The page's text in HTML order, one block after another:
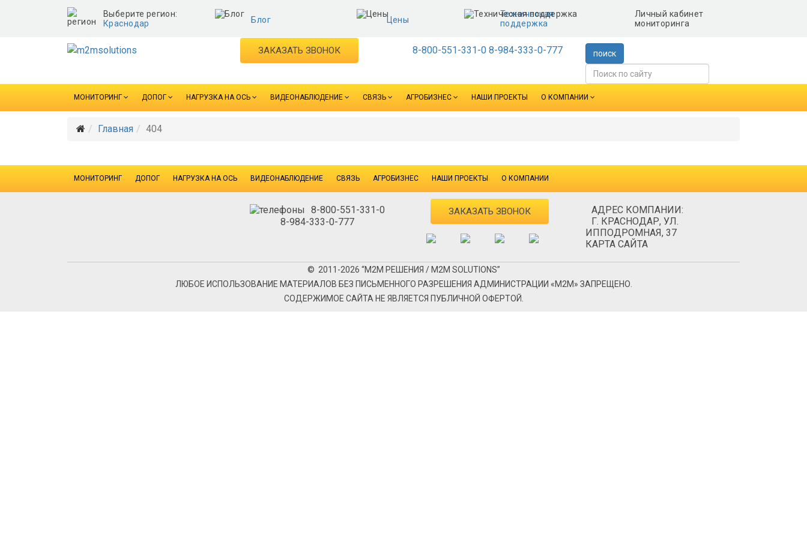
Выберите регион:
Краснодар
Блог Цены
Техническая
поддержка
Личный кабинет
мониторинга
ЗАКАЗАТЬ ЗВОНОК 8-800-551-331-0 8-984-333-0-777 поиск
МОНИТОРИНГ ДОПОГ НАГРУЗКА НА ОСЬ ВИДЕОНАБЛЮДЕНИЕ СВЯЗЬ АГРОБИЗНЕС НАШИ ПРОЕКТЫ О КОМПАНИИ
Главная 404
МОНИТОРИНГ ДОПОГ НАГРУЗКА НА ОСЬ ВИДЕОНАБЛЮДЕНИЕ СВЯЗЬ АГРОБИЗНЕС НАШИ ПРОЕКТЫ О КОМПАНИИ
8-800-551-331-0
8-984-333-0-777
ЗАКАЗАТЬ ЗВОНОК
АДРЕС КОМПАНИИ:
Г. КРАСНОДАР, УЛ.
ИППОДРОМНАЯ, 37
КАРТА САЙТА
© 2011-2026 “М2М РЕШЕНИЯ / M2M SOLUTIONS”
ЛЮБОЕ ИСПОЛЬЗОВАНИЕ МАТЕРИАЛОВ БЕЗ ПИСЬМЕННОГО РАЗРЕШЕНИЯ АДМИНИСТРАЦИИ «М2М» ЗАПРЕЩЕНО.
СОДЕРЖИМОЕ САЙТА НЕ ЯВЛЯЕТСЯ ПУБЛИЧНОЙ ОФЕРТОЙ.